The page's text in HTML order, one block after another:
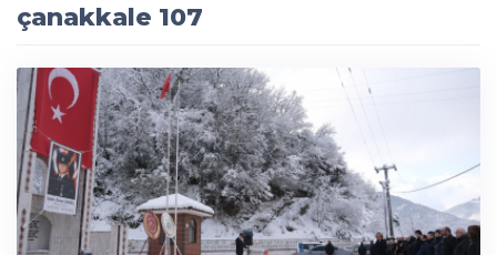
çanakkale 107